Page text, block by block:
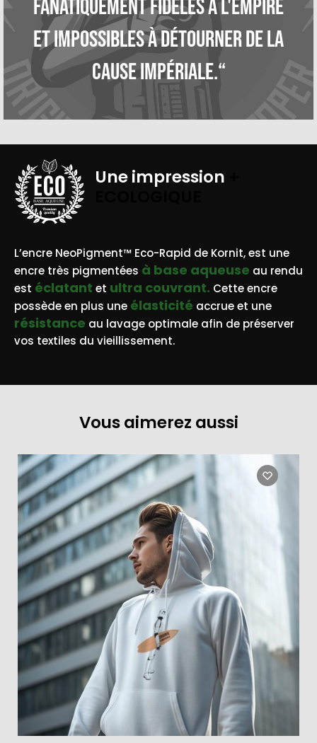
fanatiquement fidèles à l'Empire
et impossibles à détourner de la
cause impériale.“
BASE AQUEUSE
Une impression
L’encre NeoPigment™ Eco-Rapid de Kornit, est une
encre très pigmentées à base aqueuse au rendu
est éclatant et ultra couvrant. Cette encre
possède en plus une élasticité accrue et une
résistance au lavage optimale afin de préserver
vos textiles du vieillissement.
Vous aimerez aussi